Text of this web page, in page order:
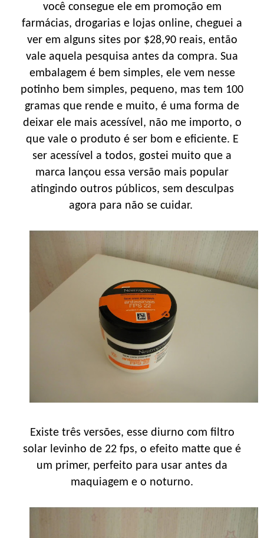
você consegue ele em promoção em
farmácias, drogarias e lojas online, cheguei a
ver em alguns sites por $28,90 reais, então
vale aquela pesquisa antes da compra. Sua
embalagem é bem simples, ele vem nesse
potinho bem simples, pequeno, mas tem 100
gramas que rende e muito, é uma forma de
deixar ele mais acessível, não me importo, o
que vale o produto é ser bom e eficiente. E
ser acessível a todos, gostei muito que a
marca lançou essa versão mais popular
atingindo outros públicos, sem desculpas
agora para não se cuidar.
Existe três versões, esse diurno com filtro
solar levinho de 22 fps, o efeito matte que é
um primer, perfeito para usar antes da
maquiagem e o noturno.